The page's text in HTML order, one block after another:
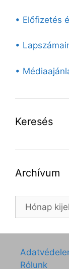
• Előfizetés
•
•
Keresés
Archívum
Archívum
Rólunk